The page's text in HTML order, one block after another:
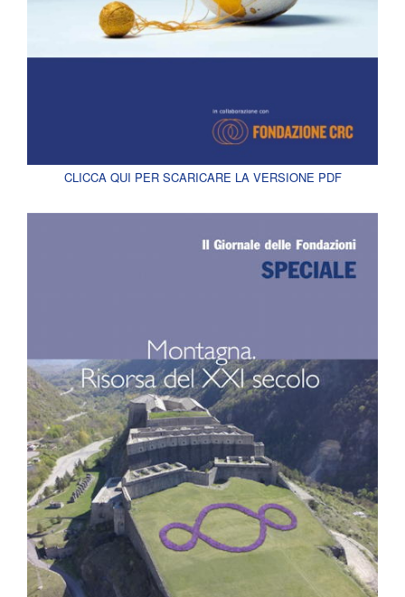
CLICCA QUI PER SCARICARE LA VERSIONE PDF